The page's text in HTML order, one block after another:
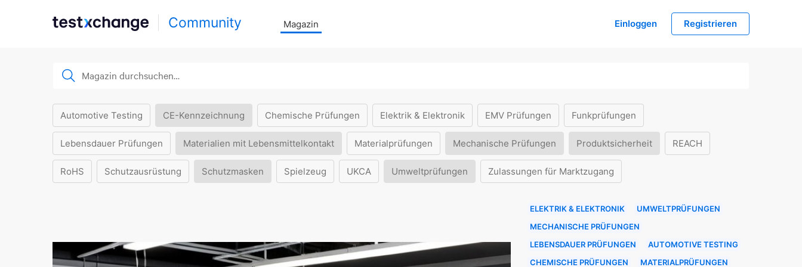
Community Magazin Einloggen Registrieren
Automotive Testing CE-Kennzeichnung Chemische Prüfungen Elektrik & Elektronik EMV Prüfungen Funkprüfungen
Lebensdauer Prüfungen Materialien mit Lebensmittelkontakt Materialprüfungen Mechanische Prüfungen Produktsicherheit REACH
RoHS Schutzausrüstung Schutzmasken Spielzeug UKCA Umweltprüfungen Zulassungen für Marktzugang
ELEKTRIK & ELEKTRONIK
UMWELTPRÜFUNGEN
MECHANISCHE PRÜFUNGEN
LEBENSDAUER PRÜFUNGEN
AUTOMOTIVE TESTING
CHEMISCHE PRÜFUNGEN
MATERIALPRÜFUNGEN